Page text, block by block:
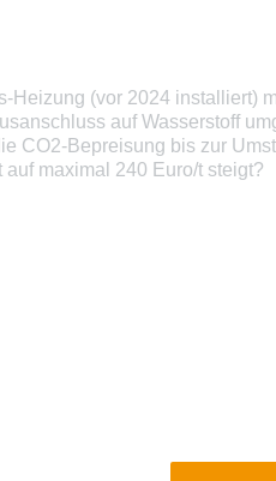
Heizung (vor 2024 installiert)
auf Wasserstoff
CO2-Bepreisung bis zur
maximal 240 Euro/t steigt?